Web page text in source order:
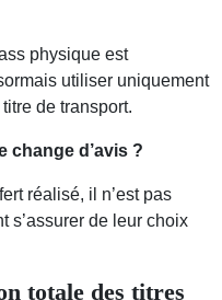
physique est
utiliser uniquement
de transport.
change d’avis ?
réalisé, il n’est pas
s’assurer de leur choix
totale des titres